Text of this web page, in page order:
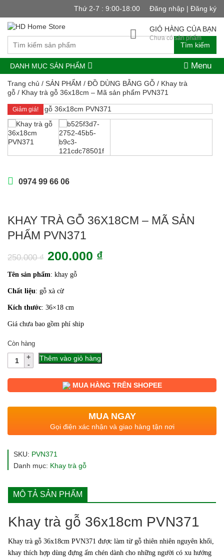
Thứ 2-7 : 9:00-18:00 Đăng nhập | Đăng ký
Tìm kiếm
GIỎ HÀNG CỦA BẠN
Chưa có sản phẩm
DANH MỤC SẢN PHẨM Menu
Trang chủ / SẢN PHẨM / ĐỒ DÙNG BẰNG GỖ / Khay trà
gỗ / Khay trà gỗ 36x18cm – Mã sản phẩm PVN371
Giảm giá!
0974 99 66 06
KHAY TRÀ GỖ 36X18CM – MÃ SẢN
PHẨM PVN371
250.000₫ Giá
gốc
là:
250.000 ₫.
200.000 ₫
Tên sản phẩm: khay gỗ
Chất liệu: gỗ xà cừ
Kích thước: 36×18 cm
Giá chưa bao gồm phí ship
Còn hàng
Số
lượng
Thêm vào giỏ hàng
MUA HÀNG TRÊN SHOPEE
MUA NGAY
Gọi điện xác nhận và giao hàng tận nơi
SKU: PVN371
Danh mục: Khay trà gỗ
MÔ TẢ SẢN PHẨM
Khay trà gỗ 36x18cm PVN371
Khay trà gỗ 36x18cm PVN371 được làm từ gỗ thiên nhiên nguyên khối,
khay thích hợp dùng đựng ấm chén dành cho những người có xu hướng